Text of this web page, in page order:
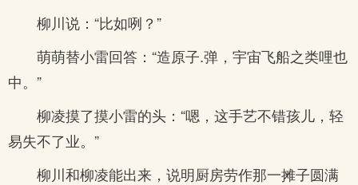
柳川说：“比如咧？”
萌萌替小雷回答：“造原子.弹，宇宙飞船之类哩也
中。”
柳凌摸了摸小雷的头：“嗯，这手艺不错孩儿，轻
易失不了业。”
柳川和柳凌能出来，说明厨房劳作那一摊子圆满